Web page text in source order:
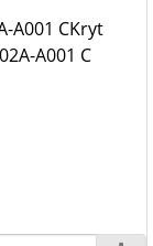
A001 CKryt
A001 C